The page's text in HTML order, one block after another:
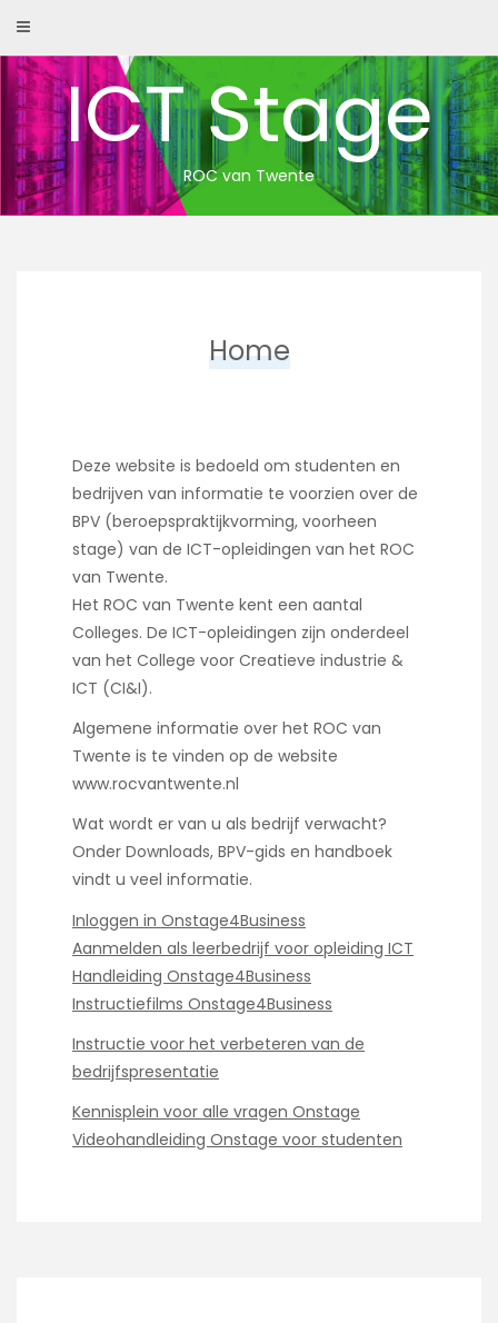
content
ICT Stage
ROC van Twente
Home
Deze website is bedoeld om studenten en
bedrijven van informatie te voorzien over de
BPV (beroepspraktijkvorming, voorheen
stage) van de ICT-opleidingen van het ROC
van Twente.
Het ROC van Twente kent een aantal
Colleges. De ICT-opleidingen zijn onderdeel
van het College voor Creatieve industrie &
ICT (CI&I).
Algemene informatie over het ROC van
Twente is te vinden op de website
www.rocvantwente.nl
Wat wordt er van u als bedrijf verwacht?
Onder Downloads, BPV-gids en handboek
vindt u veel informatie.
Inloggen in Onstage4Business
Aanmelden als leerbedrijf voor opleiding ICT
Handleiding Onstage4Business
Instructiefilms Onstage4Business
Instructie voor het verbeteren van de
bedrijfspresentatie
Kennisplein voor alle vragen Onstage
Videohandleiding Onstage voor studenten